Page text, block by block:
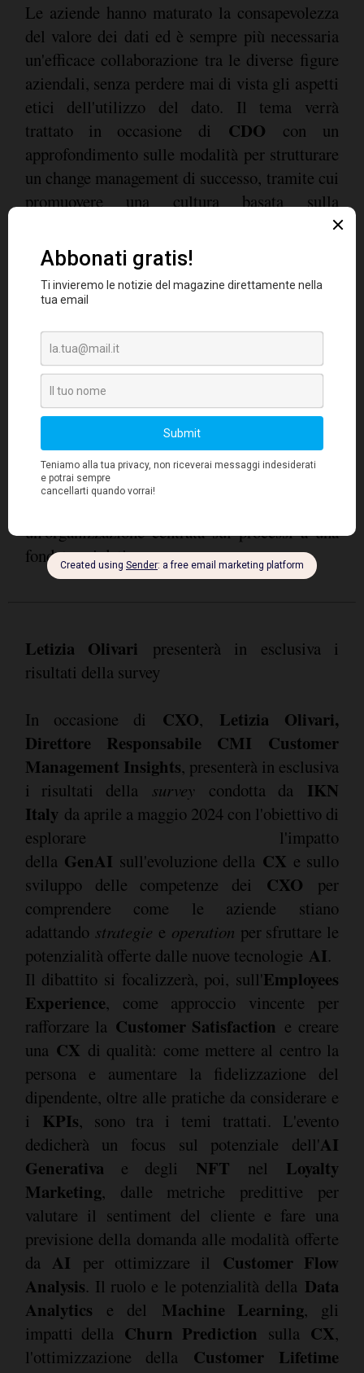
Le aziende hanno maturato la consapevolezza
del valore dei dati ed è sempre più necessaria
un'efficace collaborazione tra le diverse figure
aziendali, senza perdere mai di vista gli aspetti
etici dell'utilizzo del dato. Il tema verrà
trattato in occasione di CDO con un
approfondimento sulle modalità per strutturare
un change management di successo, tramite cui
promuovere una cultura basata sulla
democratizzazione e l'accesso ai dati
distribuiti: dalle modalità di integrazione delle
piattaforme di insights-analytics, dashboard e
strumenti di visualizzazione decentralizzati,
sulla proprietà del dato. Inoltre,
Zinno, Data Evangelist Denodo, presenterà il
risultato del sondaggio esplorativo
Management Survey"sulla trasformazione
Data-Driven delle aziende italiane realizzato in
collaborazione conIKN Italycon l'obiettivo
di tracciare cosa sia successo in questi ultimi
un'organizzazione centrata sui processi a una
fondata sui dati.
Letizia Olivari presenterà in esclusiva i
risultati della survey
In occasione di CXO, Letizia Olivari,
Direttore Responsabile CMI Customer
Management Insights, presenterà in esclusiva
i risultati della
surveycondotta da IKN
Italyda aprile a maggio 2024 con l'obiettivo di
esplorare l'impatto
della GenAI sull'evoluzione della CX e sullo
sviluppo delle competenze dei CXO per
comprendere come le aziende stiano
adattando strategie e operation per sfruttare le
potenzialità offerte dalle nuove tecnologie AI.
Il dibattito si focalizzerà, poi, sull'Employees
Experience, come approccio vincente per
rafforzare la Customer Satisfaction e creare
una CX di qualità: come mettere al centro la
persona e aumentare la fidelizzazione del
dipendente, oltre alle pratiche da considerare e
i KPIs, sono tra i temi trattati. L'evento
dedicherà un focus sul potenziale dell'AI
Generativa e degli NFT nel Loyalty
Marketing, dalle metriche predittive per
valutare il sentiment del cliente e fare una
previsione della domanda alle modalità offerte
da AI per ottimizzare il Customer Flow
Analysis. Il ruolo e le potenzialità della Data
Analytics e del Machine Learning, gli
impatti della Churn Prediction sulla CX,
l'ottimizzazione della Customer Lifetime